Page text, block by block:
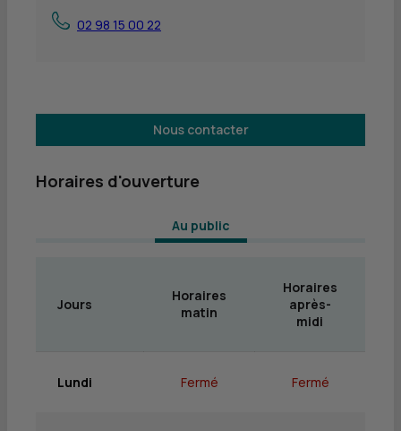
02 98 15 00 22
Nous contacter
Horaires d'ouverture
Au public
Jours
Horaires
matin
Horaires
après-
midi
Lundi Fermé Fermé